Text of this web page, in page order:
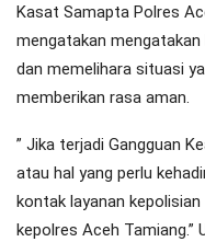
Kasat Samapta Polres
mengatakan
dan memelihara situasi
memberikan rasa aman.
” Jika terjadi Gangguan
atau hal yang perlu
kontak layanan
kepolres Aceh Tamiang.”